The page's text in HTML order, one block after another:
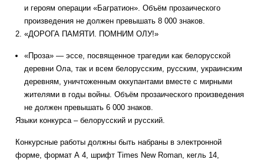
и героям операции «Багратион». Объём прозаического
произведения не должен превышать 8 000 знаков.
2. «ДОРОГА ПАМЯТИ. ПОМНИМ ОЛУ!»
«Проза» — эссе, посвященное трагедии как белорусской
деревни Ола, так и всем белорусским, русским, украинским
деревням, уничтоженным оккупантами вместе с мирными
жителями в годы войны. Объём прозаического произведения
не должен превышать 6 000 знаков.
Языки конкурса – белорусский и русский.
Конкурсные работы должны быть набраны в электронной
форме, формат А 4, шрифт Times New Roman, кегль 14,